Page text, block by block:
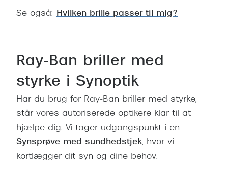
Se også: Hvilken brille passer til mig?
Ray-Ban briller med
styrke i Synoptik
Har du brug for Ray-Ban briller med styrke,
står vores autoriserede optikere klar til at
hjælpe dig. Vi tager udgangspunkt i en
Synsprøve med sundhedstjek, hvor vi
kortlægger dit syn og dine behov.